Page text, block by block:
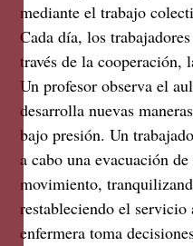
mediante el trabajo
Cada día, los
través de la
Un profesor observa el
desarrolla nuevas
bajo presión. Un
a cabo una evacuación
movimiento,
restableciendo el
enfermera toma